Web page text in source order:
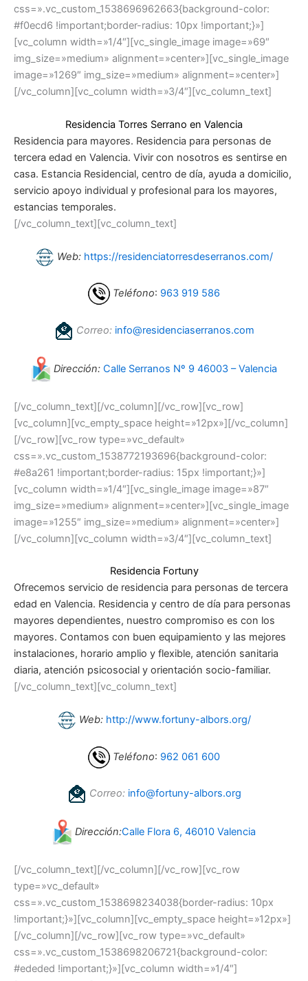
css=».vc_custom_1538696962663{background-color:
#f0ecd6 !important;border-radius: 10px !important;}»]
[vc_column width=»1/4″][vc_single_image image=»69″
img_size=»medium» alignment=»center»][vc_single_image
image=»1269″ img_size=»medium» alignment=»center»]
[/vc_column][vc_column width=»3/4″][vc_column_text]
Residencia Torres Serrano en Valencia
Residencia para mayores. Residencia para personas de
tercera edad en Valencia. Vivir con nosotros es sentirse en
casa. Estancia Residencial, centro de día, ayuda a domicilio,
servicio apoyo individual y profesional para los mayores,
estancias temporales.
[/vc_column_text][vc_column_text]
Web: https://residenciatorresdeserranos.com/
Teléfono: 963 919 586
Correo: info@residenciaserranos.com
Dirección: Calle Serranos Nº 9 46003 – Valencia
[/vc_column_text][/vc_column][/vc_row][vc_row]
[vc_column][vc_empty_space height=»12px»][/vc_column]
[/vc_row][vc_row type=»vc_default»
css=».vc_custom_1538772193696{background-color:
#e8a261 !important;border-radius: 15px !important;}»]
[vc_column width=»1/4″][vc_single_image image=»87″
img_size=»medium» alignment=»center»][vc_single_image
image=»1255″ img_size=»medium» alignment=»center»]
[/vc_column][vc_column width=»3/4″][vc_column_text]
Residencia Fortuny
Ofrecemos servicio de residencia para personas de tercera
edad en Valencia. Residencia y centro de día para personas
mayores dependientes, nuestro compromiso es con los
mayores. Contamos con buen equipamiento y las mejores
instalaciones, horario amplio y flexible, atención sanitaria
diaria, atención psicosocial y orientación socio-familiar.
[/vc_column_text][vc_column_text]
Web: http://www.fortuny-albors.org/
Teléfono: 962 061 600
Correo: info@fortuny-albors.org
Dirección:Calle Flora 6, 46010 Valencia
[/vc_column_text][/vc_column][/vc_row][vc_row
type=»vc_default»
css=».vc_custom_1538698234038{border-radius: 10px
!important;}»][vc_column][vc_empty_space height=»12px»]
[/vc_column][/vc_row][vc_row type=»vc_default»
css=».vc_custom_1538698206721{background-color:
#ededed !important;}»][vc_column width=»1/4″]